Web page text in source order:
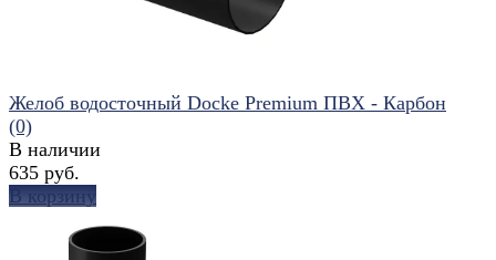
Желоб водосточный Docke Premium ПВХ - Карбон
(0)
В наличии
635 руб.
В корзину